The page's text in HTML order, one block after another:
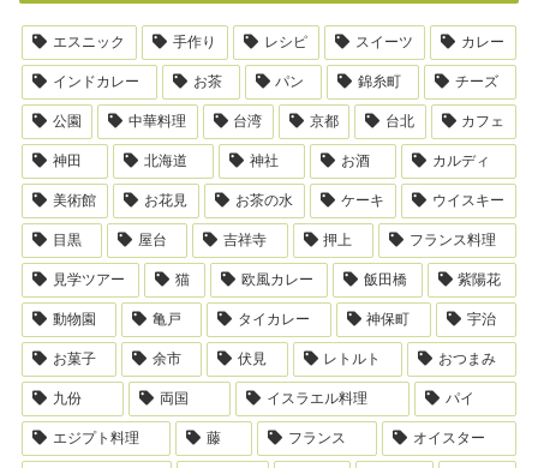
エスニック 手作り レシピ スイーツ カレー
インドカレー お茶 パン 錦糸町 チーズ
公園 中華料理 台湾 京都 台北 カフェ
神田 北海道 神社 お酒 カルディ
美術館 お花見 お茶の水 ケーキ ウイスキー
目黒 屋台 吉祥寺 押上 フランス料理
見学ツアー 猫 欧風カレー 飯田橋 紫陽花
動物園 亀戸 タイカレー 神保町 宇治
お菓子 余市 伏見 レトルト おつまみ
九份 両国 イスラエル料理 パイ
エジプト料理 藤 フランス オイスター